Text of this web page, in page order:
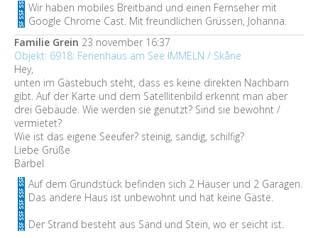
Wir haben mobiles Breitband und einen Fernseher mit
Google Chrome Cast. Mit freundlichen Grüssen, Johanna.
Familie Grein 23 november 16:37
Objekt: 6918: Ferienhaus am See IMMELN / Skåne
Hey,
unten im Gästebuch steht, dass es keine direkten Nachbarn
gibt. Auf der Karte und dem Satellitenbild erkennt man aber
drei Gebäude. Wie werden sie genutzt? Sind sie bewohnt /
vermietet?
Wie ist das eigene Seeufer? steinig, sandig, schilfig?
Liebe Grüße
Bärbel
Auf dem Grundstück befinden sich 2 Häuser und 2 Garagen.
Das andere Haus ist unbewohnt und hat keine Gäste.
Der Strand besteht aus Sand und Stein, wo er seicht ist.